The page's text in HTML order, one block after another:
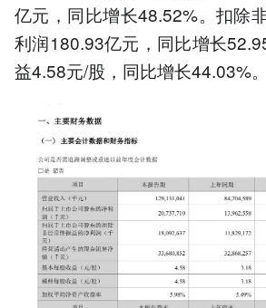
亿元，同比增长48.52%。扣除
利润180.93亿元，同比增长
益4.58元/股，同比增长44.03%。